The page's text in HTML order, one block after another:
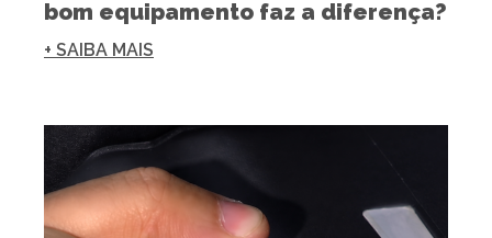
bom equipamento faz a diferença?
+ SAIBA MAIS